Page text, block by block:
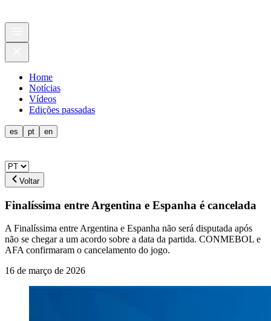
Home
Notícias
Vídeos
Edições passadas
es pt en
Voltar
Finalíssima entre Argentina e Espanha é cancelada
A Finalíssima entre Argentina e Espanha não será disputada após
não se chegar a um acordo sobre a data da partida. CONMEBOL e
AFA confirmaram o cancelamento do jogo.
16 de março de 2026